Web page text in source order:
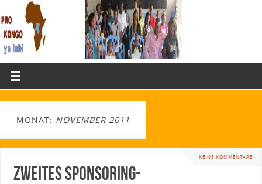
MONAT: NOVEMBER 2011
KEINE KOMMENTARE
Zweites Sponsoring-